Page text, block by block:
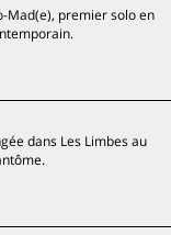
Mad(e), premier solo en
dans Les Limbes au